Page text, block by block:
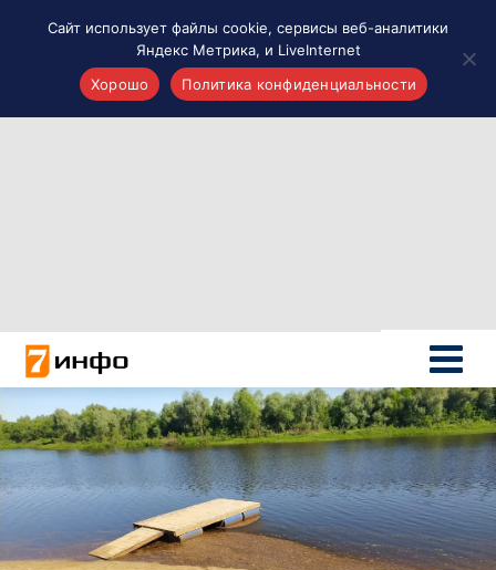
Новости России
Политика
Новости мира
Все материалы 7инфо
О НАС
ПОИСК ПО САЙТУ
Сайт использует файлы cookie, сервисы веб-аналитики
Яндекс Метрика, и LiveInternet
Хорошо
Политика конфиденциальности